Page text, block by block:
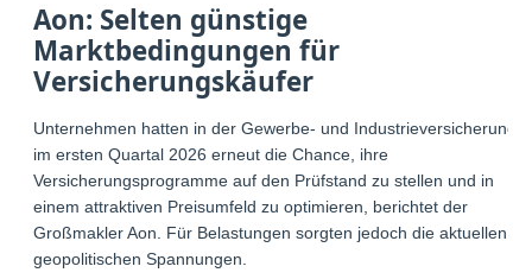
Aon: Selten günstige
Marktbedingungen für
Versicherungskäufer
Unternehmen hatten in der Gewerbe- und Industrieversicherung
im ersten Quartal 2026 erneut die Chance, ihre
Versicherungsprogramme auf den Prüfstand zu stellen und in
einem attraktiven Preisumfeld zu optimieren, berichtet der
Großmakler Aon. Für Belastungen sorgten jedoch die aktuellen
geopolitischen Spannungen.